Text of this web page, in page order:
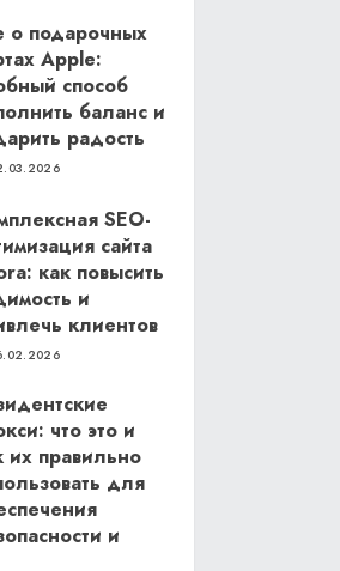
о подарочных
Apple:
способ
баланс и
радость
SEO-
сайта
как повысить
и
клиентов
что это и
их правильно
для
и